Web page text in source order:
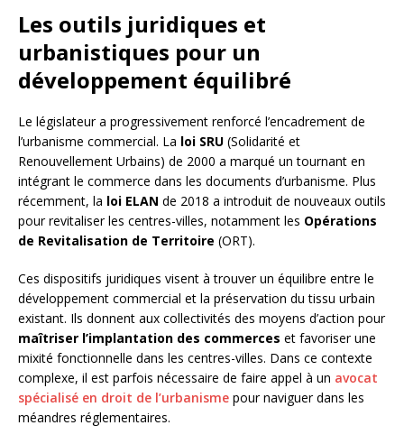
Les outils juridiques et
urbanistiques pour un
développement équilibré
Le législateur a progressivement renforcé l’encadrement de
l’urbanisme commercial. La loi SRU (Solidarité et
Renouvellement Urbains) de 2000 a marqué un tournant en
intégrant le commerce dans les documents d’urbanisme. Plus
récemment, la loi ELAN de 2018 a introduit de nouveaux outils
pour revitaliser les centres-villes, notamment les Opérations
de Revitalisation de Territoire (ORT).
Ces dispositifs juridiques visent à trouver un équilibre entre le
développement commercial et la préservation du tissu urbain
existant. Ils donnent aux collectivités des moyens d’action pour
maîtriser l’implantation des commerces et favoriser une
mixité fonctionnelle dans les centres-villes. Dans ce contexte
complexe, il est parfois nécessaire de faire appel à un avocat
spécialisé en droit de l’urbanisme pour naviguer dans les
méandres réglementaires.